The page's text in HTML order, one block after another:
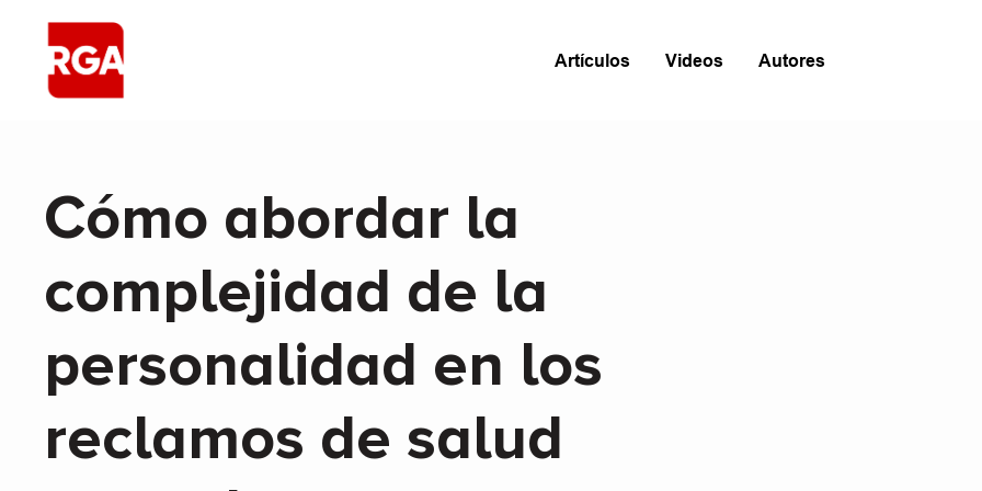
Artículos Videos Autores
Cómo abordar la
complejidad de la
personalidad en los
reclamos de salud